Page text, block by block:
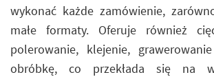
wykonać każde zamówienie,
małe formaty. Oferuje również
polerowanie, klejenie,
obróbkę, co przekłada się na